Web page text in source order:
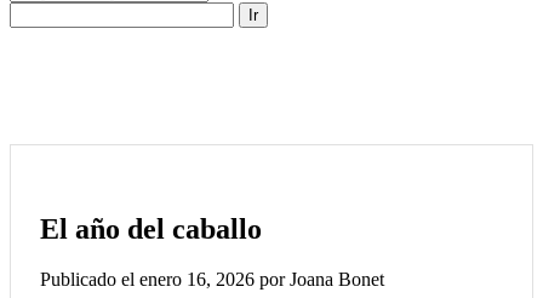
El año del caballo
Publicado el enero 16, 2026 por Joana Bonet